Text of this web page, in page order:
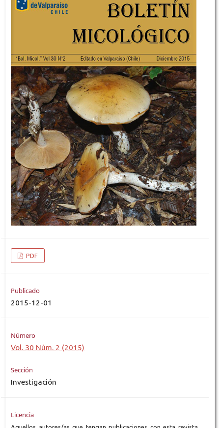
PDF
Publicado
2015-12-01
Número
Vol. 30 Núm. 2 (2015)
Sección
Investigación
Licencia